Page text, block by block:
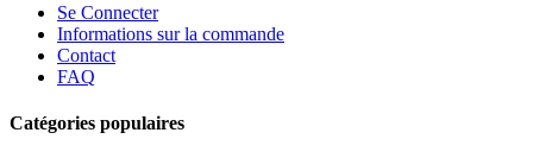
Se Connecter
Informations sur la commande
Contact
FAQ
Catégories populaires